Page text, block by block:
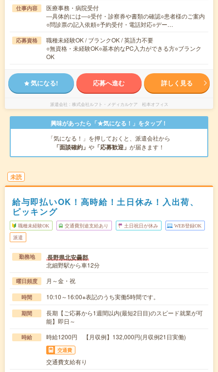
仕事内容
医療事務・病院受付
―具体的には―○受付・診察券や書類の確認○患者様のご案内
○問診票の記入依頼○予約受付・電話対応○デー…
応募資格
職種未経験OK / ブランクOK / 英語力不要
○無資格・未経験OK○基本的なPC入力ができる方○ブランク
OK
気になる! 応募へ進む 詳しく見る
派遣会社 株式会社ルフト・メディカルケア 松本オフィス
興味があったら「★気になる！」をタップ！
「気になる！」を押しておくと、派遣会社から
「面談確約」 や 「応募歓迎」 が届きます！
未読
給与即払いOK！高時給！土日休み！入出荷、
ピッキング
職種未経験OK 交通費別途支給あり 土日祝日が休み WEB登録OK
派遣
勤務地 長野県北安曇郡
北細野駅から車12分
曜日頻度 月～金・祝
時間 10:10～16:00※表記のうち実働5時間です。
期間
長期【ご応募から1週間以内(最短2日目)のスピード就業が可
能】即日～
時給 時給1200円 【月収例】132,000円(月収例21日実働)
交通費
交通費支給有り